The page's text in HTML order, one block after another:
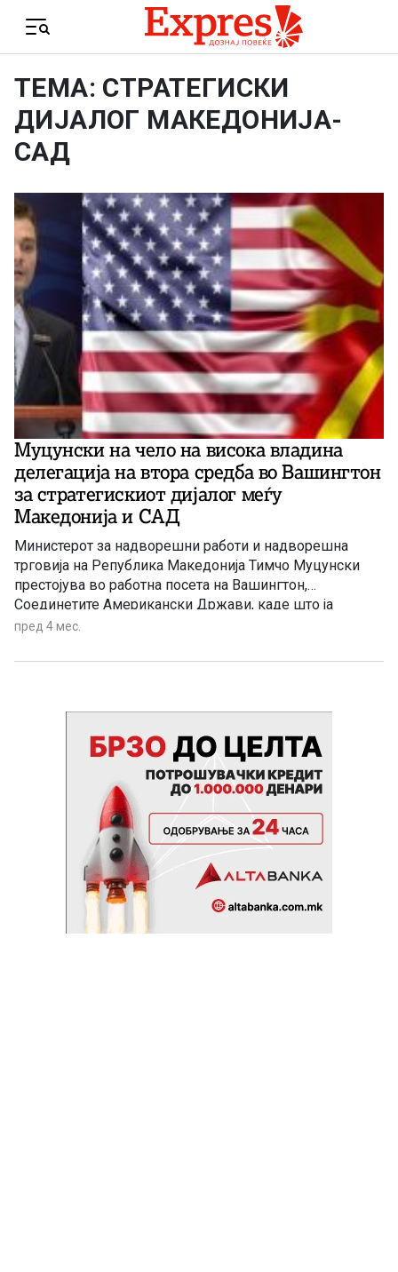
Menu
ТЕМА: СТРАТЕГИСКИ
ДИЈАЛОГ МАКЕДОНИЈА-
САД
Муцунски на чело на висока владина
делегација на втора средба во Вашингтон
за стратегискиот дијалог меѓу
Македонија и САД
Министерот за надворешни работи и надворешна
трговија на Република Македонија Тимчо Муцунски
престојува во работна посета на Вашингтон,
Соединетите Американски Држави, каде што ја
предводи високата владина делегација на втората
ќе се одржи утре.
пред 4 мес.